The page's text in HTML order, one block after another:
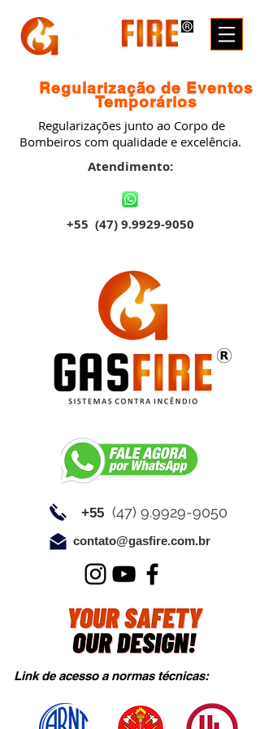
Regularização de Eventos
Temporários
Regularizações junto ao Corpo de
Bombeiros com qualidade e excelência.
Atendimento:
+55 (47) 9.9929-9050
contato@gasfire.com.br
+55 (47) 9.9929-9050
Link de acesso a normas técnicas: